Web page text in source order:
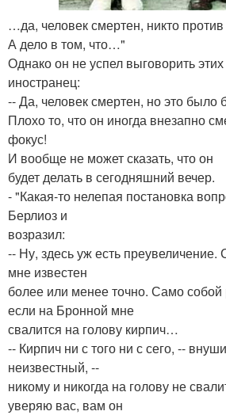
…да, человек смертен, никто против
А дело в том, что…"
Однако он не успел выговорить
иностранец:
-- Да, человек смертен, но это
Плохо то, что он иногда внезапно
фокус!
И вообще не может сказать, что он
будет делать в сегодняшний вечер.
- "Какая-то нелепая постановка
Берлиоз и
возразил:
-- Ну, здесь уж есть
мне известен
более или менее точно. Само собой
если на Бронной мне
свалится на голову кирпич…
-- Кирпич ни с того ни с сего, --
неизвестный, --
никому и никогда на голову не
уверяю вас, вам он